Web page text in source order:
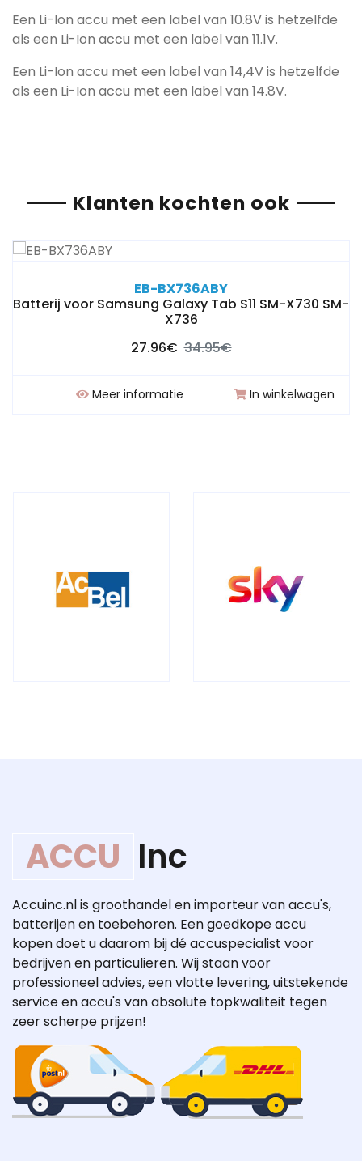
Een Li-Ion accu met een label van 10.8V is hetzelfde
als een Li-Ion accu met een label van 11.1V.
Een Li-Ion accu met een label van 14,4V is hetzelfde
als een Li-Ion accu met een label van 14.8V.
Klanten kochten ook
EB-BX736ABY
Batterij voor Samsung Galaxy Tab S11 SM-X730 SM-
X736
27.96€ 34.95€
Meer informatie In winkelwagen
ACCU Inc
Accuinc.nl is groothandel en importeur van accu's,
batterijen en toebehoren. Een goedkope accu
kopen doet u daarom bij dé accuspecialist voor
bedrijven en particulieren. Wij staan voor
professioneel advies, een vlotte levering, uitstekende
service en accu's van absolute topkwaliteit tegen
zeer scherpe prijzen!